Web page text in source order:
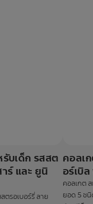
บเด็ก รสสต
าร์ และ ยูนิ
ตรอเบอร์รี่ ลาย
คอลเ
อร์เบิ
คอลเกต
ยอด 5 ช